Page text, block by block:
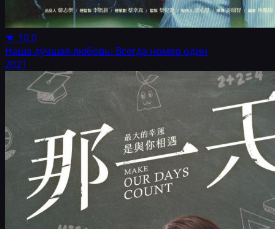
★ 10.0
Наша лучшая любовь: Всегда номер один
2021